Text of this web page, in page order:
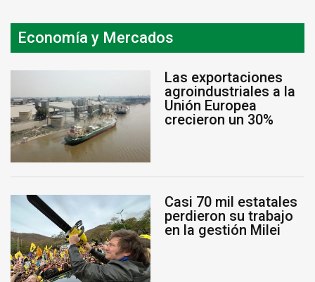
Economía y Mercados
Las exportaciones
agroindustriales a la
Unión Europea
crecieron un 30%
Casi 70 mil estatales
perdieron su trabajo
en la gestión Milei